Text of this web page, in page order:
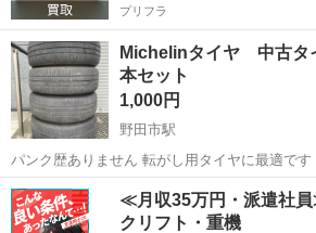
プリフラ
Michelinタイヤ 中古
本セット
1,000円
野田市駅
パンク歴ありません 転がし用タイヤに最適です
す千葉 野田市 野田市駅 タイヤ、ホイ
≪月収35万円・派遣社
クリフト・重機